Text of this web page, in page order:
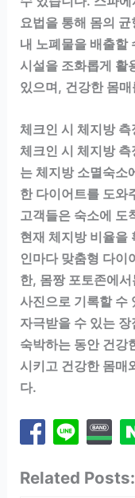
요법을 통해 몸의
내 노폐물을 배출할
시설을 조화롭게 활
있으며, 건강한 몸
체크인 시 체지방
체크인 시 체지방
는 체지방 소멸숙소
한 다이어트를 도와
고객들은 숙소에 도
현재 체지방 비율을
인마다 맞춤형 다이
한, 몸짱 포토존에
사진으로 기록할 수
자극받을 수 있는
숙박하는 동안 건강
시키고 건강한 몸매
다.
Related Posts: